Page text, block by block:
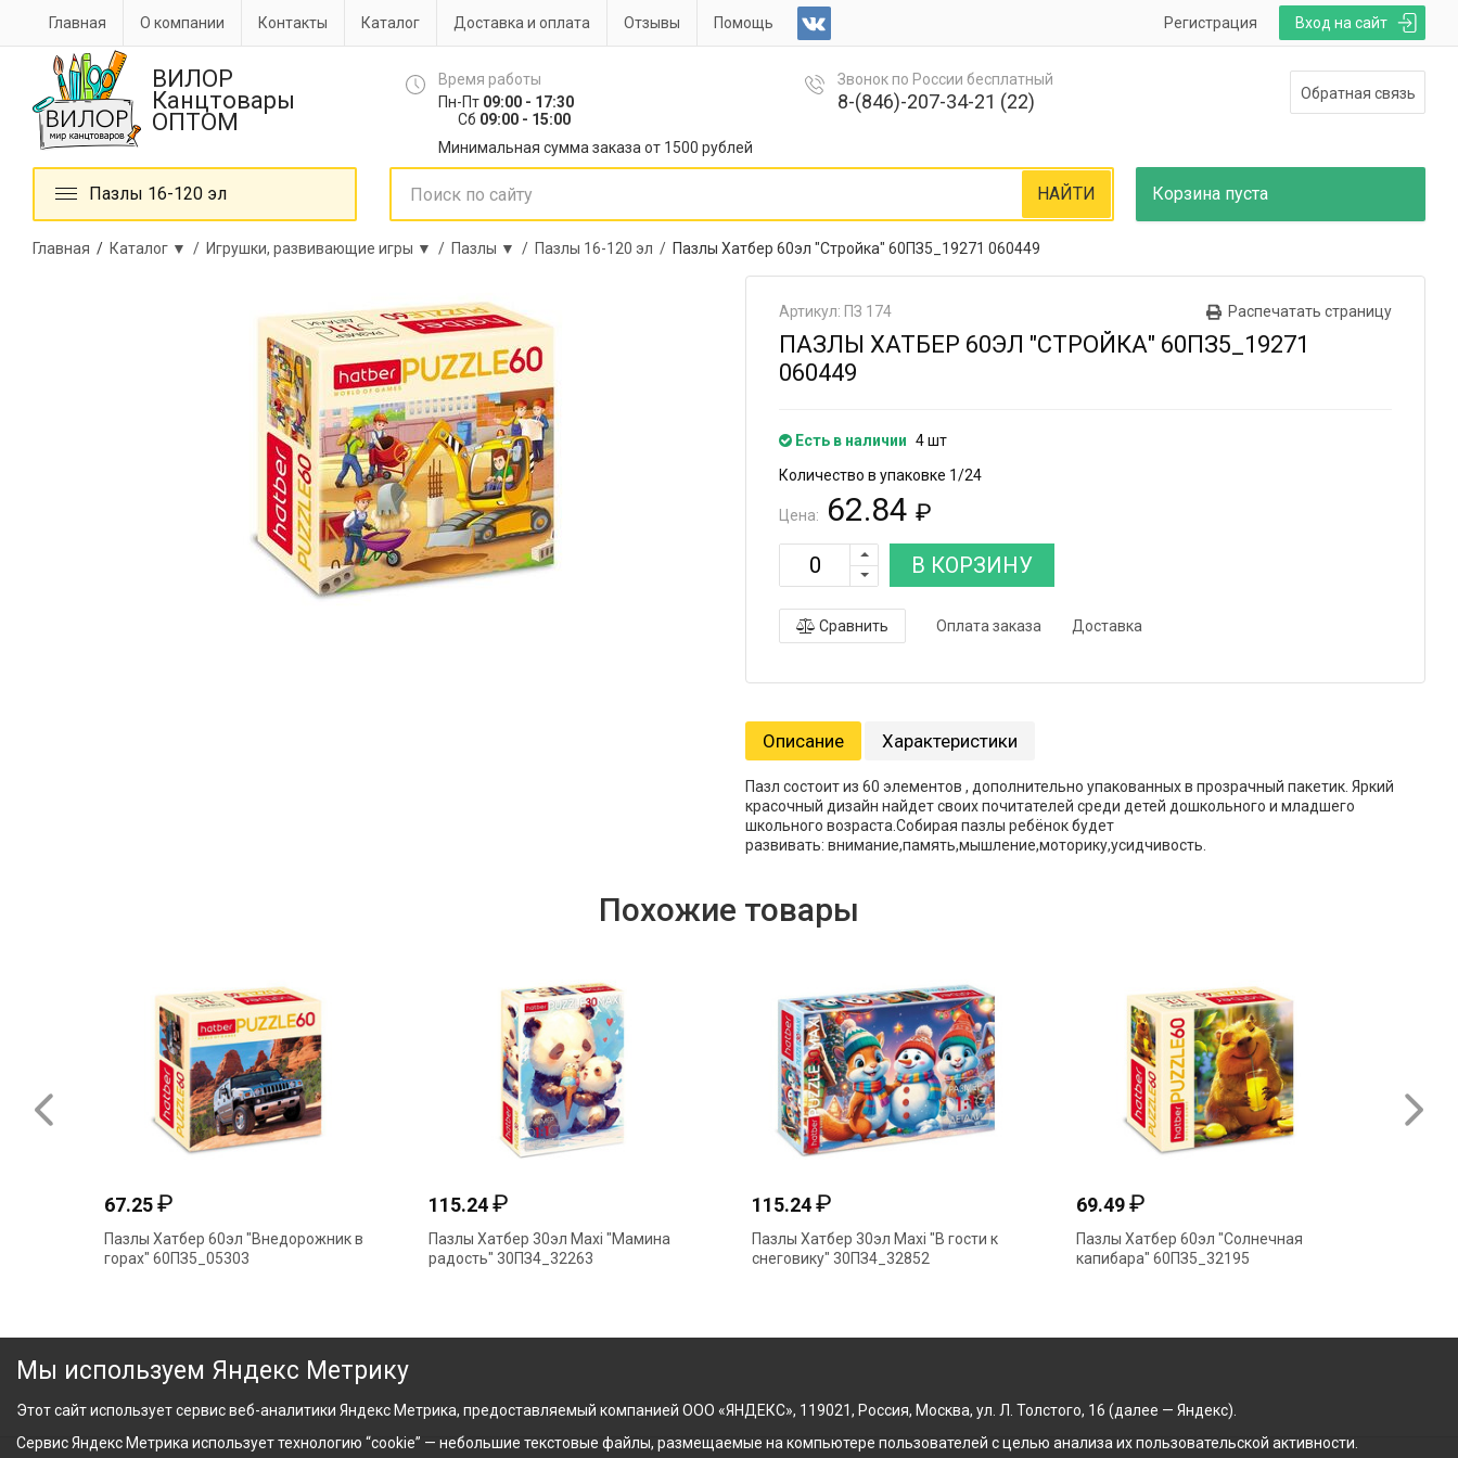
Вход на сайт
Регистрация
Главная О компании Контакты Каталог Доставка и оплата Отзывы Помощь
ВИЛОР
Канцтовары
ОПТОМ
Время работы
Пн-Пт 09:00 - 17:30
Сб 09:00 - 15:00
Минимальная сумма заказа от 1500 рублей
Звонок по России бесплатный
8-(846)-207-34-21 (22) Обратная связь
Пазлы 16-120 эл Корзина пуста
НАЙТИ
Главная / Каталог ▼ / Игрушки, развивающие игры ▼ / Пазлы ▼ / Пазлы 16-120 эл / Пазлы Хатбер 60эл "Стройка" 60ПЗ5_19271 060449
Распечатать страницу
Артикул: ПЗ 174
ПАЗЛЫ ХАТБЕР 60ЭЛ "СТРОЙКА" 60ПЗ5_19271
060449
Есть в наличии 4 шт
Количество в упаковке 1/24
Цена: 62.84 ₽
В КОРЗИНУ
Сравнить Оплата заказа Доставка
Описание Характеристики
Пазл состоит из 60 элементов , дополнительно упакованных в прозрачный пакетик. Яркий
красочный дизайн найдет своих почитателей среди детей дошкольного и младшего
школьного возраста.Собирая пазлы ребёнок будет
развивать: внимание,память,мышление,моторику,усидчивость.
Похожие товары
67.25₽
Пазлы Хатбер 60эл "Внедорожник в
горах" 60ПЗ5_05303
115.24₽
Пазлы Хатбер 30эл Maxi "Мамина
радость" 30ПЗ4_32263
115.24₽
Пазлы Хатбер 30эл Maxi "В гости к
снеговику" 30ПЗ4_32852
69.49₽
Пазлы Хатбер 60эл "Солнечная
капибара" 60ПЗ5_32195
Мы используем Яндекс Метрику
Этот сайт использует сервис веб-аналитики Яндекс Метрика, предоставляемый компанией ООО «ЯНДЕКС», 119021, Россия, Москва, ул. Л. Толстого, 16 (далее — Яндекс).
Сервис Яндекс Метрика использует технологию “cookie” — небольшие текстовые файлы, размещаемые на компьютере пользователей с целью анализа их пользовательской активности.